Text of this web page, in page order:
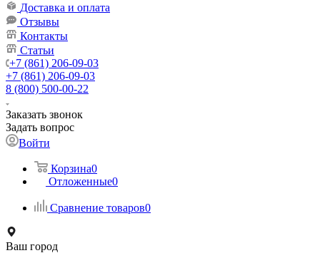
Доставка и оплата
Отзывы
Контакты
Статьи
+7 (861) 206-09-03
+7 (861) 206-09-03
8 (800) 500-00-22
Заказать звонок
Задать вопрос
Войти
Корзина0
Отложенные0
Сравнение товаров0
Ваш город